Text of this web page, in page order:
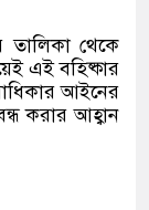
তালিকা থেকে
এই বহিষ্কার
আইনের
করার আহ্বান